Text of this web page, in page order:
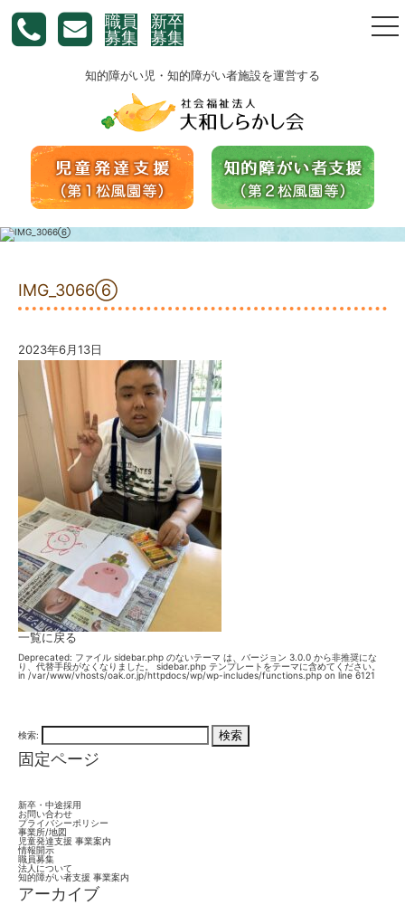
職員
募集
新卒
募集
知的障がい児・知的障がい者施設を運営する
IMG_3066⑥
2023年6月13日
一覧に戻る
Deprecated: ファイル sidebar.php のないテーマ は、バージョン 3.0.0 から非推奨にな
り、代替手段がなくなりました。 sidebar.php テンプレートをテーマに含めてください。
in /var/www/vhosts/oak.or.jp/httpdocs/wp/wp-includes/functions.php on line 6121
検索:
固定ページ
新卒・中途採用
お問い合わせ
プライバシーポリシー
事業所/地図
児童発達支援 事業案内
情報開示
職員募集
法人について
知的障がい者支援 事業案内
アーカイブ